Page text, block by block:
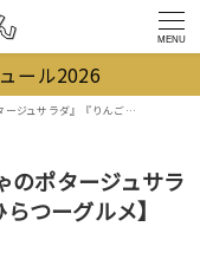
MENU
ール2026
ごクリームパン』【ひらつーグルメ】
のポタージュサラ
つーグルメ】